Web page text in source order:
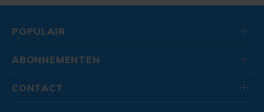
POPULAIR
ABONNEMENTEN
CONTACT